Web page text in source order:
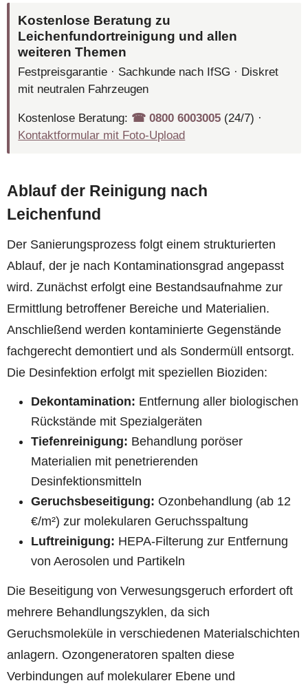
Kostenlose Beratung zu
Leichenfundortreinigung und allen
weiteren Themen
Festpreisgarantie · Sachkunde nach IfSG · Diskret
mit neutralen Fahrzeugen
Kostenlose Beratung: ☎︎ 0800 6003005 (24/7) ·
Kontaktformular mit Foto-Upload
Ablauf der Reinigung nach
Leichenfund
Der Sanierungsprozess folgt einem strukturierten
Ablauf, der je nach Kontaminationsgrad angepasst
wird. Zunächst erfolgt eine Bestandsaufnahme zur
Ermittlung betroffener Bereiche und Materialien.
Anschließend werden kontaminierte Gegenstände
fachgerecht demontiert und als Sondermüll entsorgt.
Die Desinfektion erfolgt mit speziellen Bioziden:
Dekontamination: Entfernung aller biologischen
Rückstände mit Spezialgeräten
Tiefenreinigung: Behandlung poröser
Materialien mit penetrierenden
Desinfektionsmitteln
Geruchsbeseitigung: Ozonbehandlung (ab 12
€/m²) zur molekularen Geruchsspaltung
Luftreinigung: HEPA-Filterung zur Entfernung
von Aerosolen und Partikeln
Die Beseitigung von Verwesungsgeruch erfordert oft
mehrere Behandlungszyklen, da sich
Geruchsmoleküle in verschiedenen Materialschichten
anlagern. Ozongeneratoren spalten diese
Verbindungen auf molekularer Ebene und